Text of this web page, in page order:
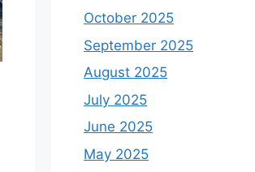
October 2025
September 2025
August 2025
July 2025
June 2025
May 2025